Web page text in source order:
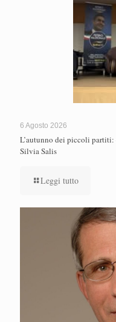
6 Agosto 2026
L’autunno dei piccoli partiti:
Silvia Salis
Leggi tutto